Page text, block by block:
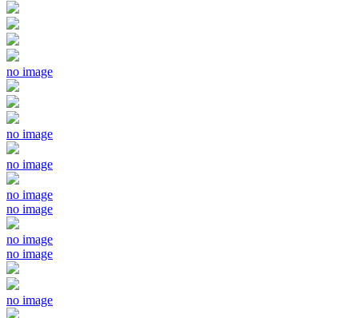
no image
no image
no image
no image
no image
no image
no image
no image